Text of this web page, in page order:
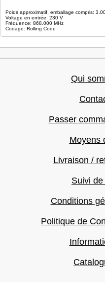
Poids approximatif, emballage compris:
Voltage en entrée: 230 V
Fréquence: 868.000 MHz
Codage: Rolling Code
Qui
Passer
Moyens
Livraison /
Suivi
Conditions
Politique de